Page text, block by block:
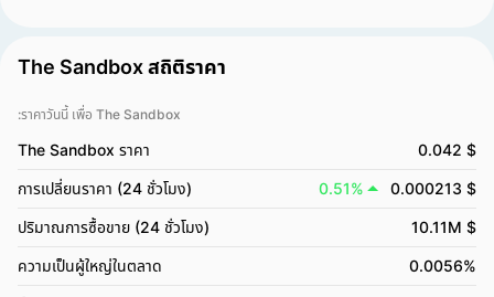
The Sandbox สถิติราคา
:ราคาวันนี้ เพื่อ The Sandbox
The Sandbox ราคา 0.042 $
การเปลี่ยนราคา (24 ชั่วโมง) 0.51% 0.000213 $
ปริมาณการซื้อขาย (24 ชั่วโมง) 10.11M $
ความเป็นผู้ใหญ่ในตลาด 0.0056%